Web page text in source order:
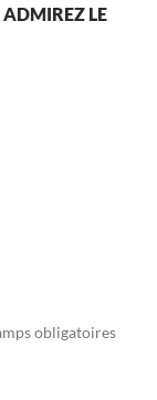
ADMIREZ LE
obligatoires